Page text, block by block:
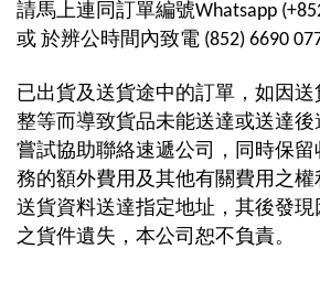
請馬上連同訂單編號Whatsapp
或 於辨公時間內致電 (852) 6690
已出貨及送貨途中的訂單，如因
整等而導致貨品未能送達或送達
嘗試協助聯絡速遞公司，同時保
務的額外費用及其他有關費用之
送貨資料送達指定地址，其後發
之貨件遺失，本公司恕不負責。